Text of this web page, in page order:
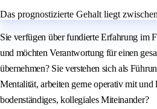
Das prognostizierte Gehalt liegt
Sie verfügen über fundierte Erfahrung im
und möchten Verantwortung für einen
übernehmen? Sie verstehen sich als
Mentalität, arbeiten gerne operativ mit und
bodenständiges, kollegiales Miteinander?